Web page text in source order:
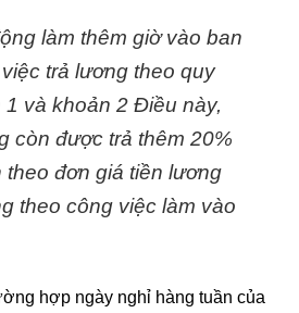
làm thêm giờ vào ban
trả lương theo quy
1 và khoản 2 Điều này,
còn được trả thêm 20%
theo đơn giá tiền lương
theo công việc làm vào
hợp ngày nghỉ hàng tuần của